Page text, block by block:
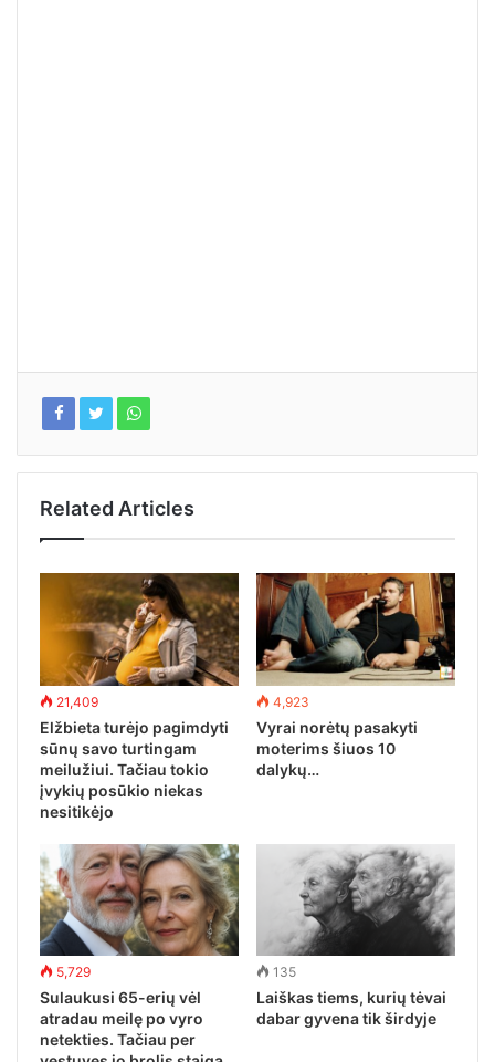
Related Articles
21,409
Elžbieta turėjo pagimdyti
sūnų savo turtingam
meilužiui. Tačiau tokio
įvykių posūkio niekas
nesitikėjo
4,923
Vyrai norėtų pasakyti
moterims šiuos 10
dalykų…
5,729
Sulaukusi 65-erių vėl
atradau meilę po vyro
netekties. Tačiau per
135
Laiškas tiems, kurių tėvai
dabar gyvena tik širdyje